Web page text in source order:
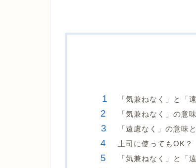
「気兼ねなく」と「
「気兼ねなく」の意
「遠慮なく」の意味
上司に使ってもOK？
「気兼ねなく」と「